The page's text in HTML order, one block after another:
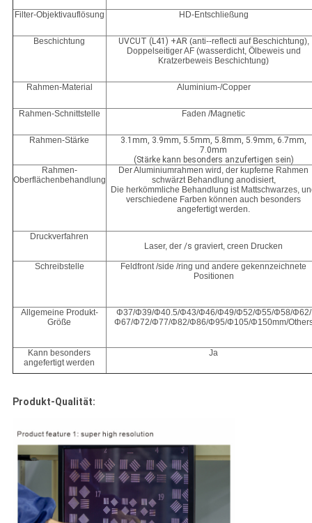
Filter-Objektivauflösung HD-Entschließung
Beschichtung UVCUT (L41) +AR (anti--reflecti auf Beschichtung),
Doppelseitiger AF (wasserdicht, Ölbeweis und
Kratzerbeweis Beschichtung)
Rahmen-Material Aluminium-/Copper
Rahmen-Schnittstelle Faden /Magnetic
Rahmen-Stärke
3.1mm, 3.9mm, 5.5mm, 5.8mm, 5.9mm, 6.7mm,
7.0mm
(Stärke kann besonders anzufertigen sein)
Rahmen-
Oberflächenbehandlung
Der Aluminiumrahmen wird, der kupferne Rahmen
schwärzt Behandlung anodisiert,
Die herkömmliche Behandlung ist Mattschwarzes,
verschiedene Farben können auch besonders
angefertigt werden.
Druckverfahren
Laser, der /sgraviert, creen Drucken
Schreibstelle
Feldfront /side /ring und andere gekennzeichnete
Positionen
Allgemeine Produkt-
Größe
Φ37/Φ39/Φ40.5/Φ43/Φ46/Φ49/Φ52/Φ55/Φ58/Φ62/
Φ67/Φ72/Φ77/Φ82/Φ86/Φ95/Φ105/Φ150mm/
Kann besonders
angefertigt werden
Ja
Produkt-Qualität: